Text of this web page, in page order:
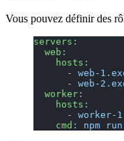
Vous pouvez définir des
servers :
  web
:
    hosts
:
      -
web-
      -
web-
  worker
:
    hosts
:
      -
worker-
    cmd
: npm